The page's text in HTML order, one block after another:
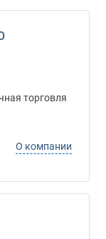
торговля
О компании